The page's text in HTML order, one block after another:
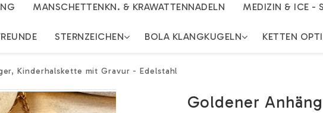
MANSCHETTENKN. & KRAWATTENNADELN MEDIZIN & ICE -
STERNZEICHEN BOLA KLANGKUGELN KETTEN
Kinderhalskette mit Gravur - Edelstahl
Goldener